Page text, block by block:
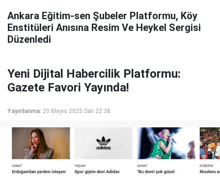
Ankara Eğitim-sen Şubeler Platformu, Köy
Enstitüleri Anısına Resim Ve Heykel Sergisi
Düzenledi
Yeni Dijital Habercilik Platformu:
Gazete Favori Yayında!
Yayınlanma: 20 Mayıs 2025 Salı 22:38